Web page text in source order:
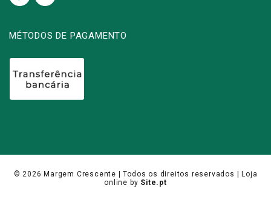
MÉTODOS DE PAGAMENTO
© 2026 Margem Crescente | Todos os direitos reservados |
Loja
online by Site.pt